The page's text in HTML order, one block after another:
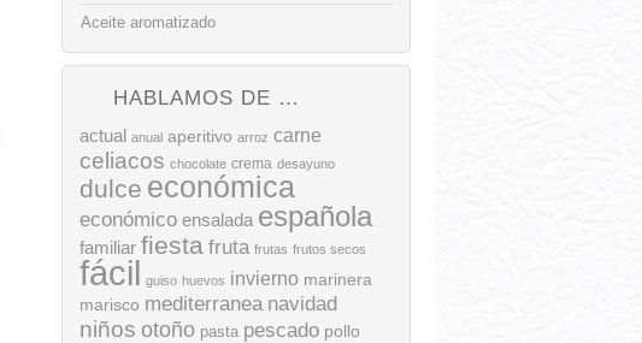
Aceite aromatizado
HABLAMOS DE …
actual anual aperitivo arroz carne
celiacos chocolate crema desayuno
dulce económica
económico ensalada española
familiar fiesta fruta frutas frutos secos
fácil guiso huevos invierno marinera
marisco mediterranea navidad
niños otoño pasta pescado pollo